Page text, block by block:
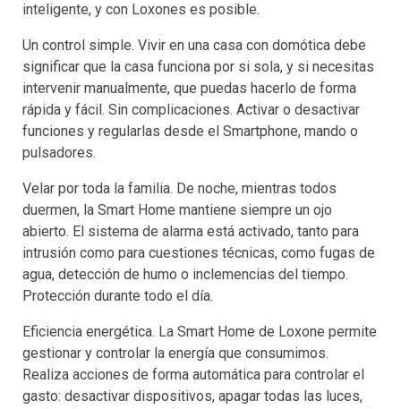
inteligente, y con Loxones es posible.
Un control simple. Vivir en una casa con domótica debe
significar que la casa funciona por si sola, y si necesitas
intervenir manualmente, que puedas hacerlo de forma
rápida y fácil. Sin complicaciones. Activar o desactivar
funciones y regularlas desde el Smartphone, mando o
pulsadores.
Velar por toda la familia. De noche, mientras todos
duermen, la Smart Home mantiene siempre un ojo
abierto. El sistema de alarma está activado, tanto para
intrusión como para cuestiones técnicas, como fugas de
agua, detección de humo o inclemencias del tiempo.
Protección durante todo el día.
Eficiencia energética. La Smart Home de Loxone permite
gestionar y controlar la energía que consumimos.
Realiza acciones de forma automática para controlar el
gasto: desactivar dispositivos, apagar todas las luces,